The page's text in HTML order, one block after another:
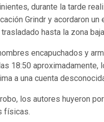
durante la tarde
Grindr y acordaron
hasta la zona
encapuchados y
18:50
a una cuenta
los autores huyeron
físicas.